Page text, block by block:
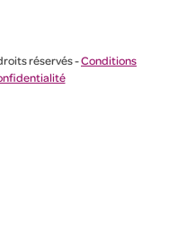
réservés -Conditions